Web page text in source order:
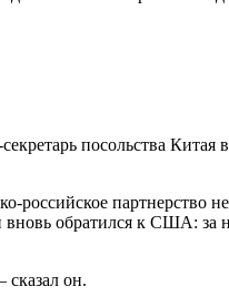
посольства Китая
российское
обратился к США:
он.